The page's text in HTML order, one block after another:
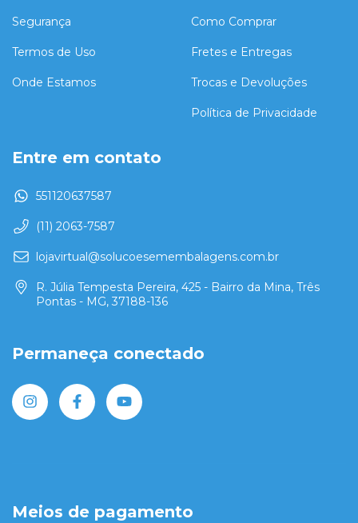
Segurança
Termos de Uso
Onde Estamos
Como Comprar
Fretes e Entregas
Trocas e Devoluções
Política de Privacidade
Entre em contato
551120637587
(11) 2063-7587
lojavirtual@solucoesemembalagens.com.br
R. Júlia Tempesta Pereira, 425 - Bairro da Mina, Três
Pontas - MG, 37188-136
Permaneça conectado
Meios de pagamento